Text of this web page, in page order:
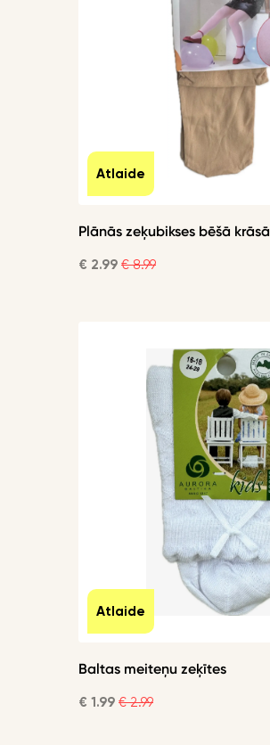
Atlaide
Plānās zeķubikses bēšā krāsā
€ 2.99 € 8.99
Atlaide
Baltas meiteņu zeķītes
€ 1.99 € 2.99